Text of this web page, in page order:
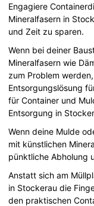
Engagiere
Mineralfasern in
und Zeit zu sparen.
Wenn bei deiner
Mineralfasern wie
zum Problem
Entsorgungslösung
für Container und
Entsorgung in
Wenn deine Mulde
mit künstlichen
pünktliche Abholung
Anstatt sich am
in Stockerau die
den praktischen